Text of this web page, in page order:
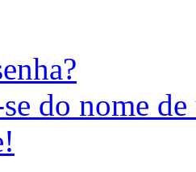
do nome